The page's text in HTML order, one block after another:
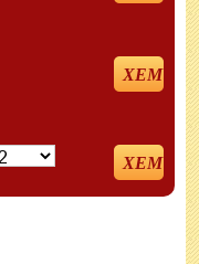
XEM
XEM